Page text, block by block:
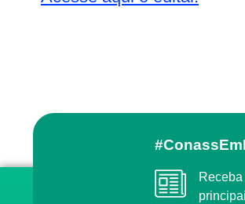
Receba o conteúdo semanal do Conass com as